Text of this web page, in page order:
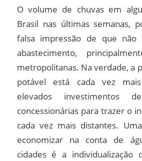
O volume de chuvas em
Brasil nas últimas semanas,
falsa impressão de que
abastecimento,
metropolitanas. Na verdade, a
potável está cada vez
elevados investimentos
concessionárias para trazer o
cada vez mais distantes.
economizar na conta de
cidades é a individualização